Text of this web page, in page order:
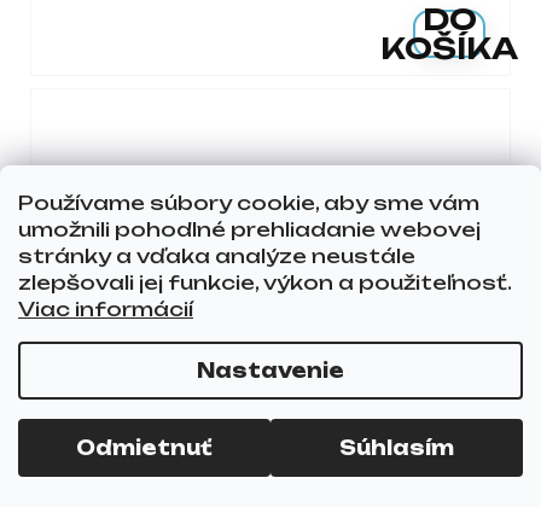
Používame súbory cookie, aby sme vám
umožnili pohodlné prehliadanie webovej
stránky a vďaka analýze neustále
zlepšovali jej funkcie, výkon a použiteľnosť.
Viac informácií
Nastavenie
Odmietnuť Súhlasím
DO
KOŠÍKA
HOLIČSKÉ KRESLO PRESIDENT